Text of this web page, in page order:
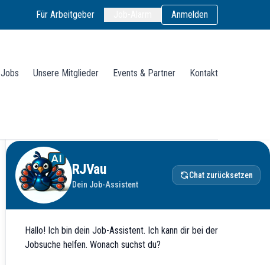
Für Arbeitgeber Anmelden
Jobs Unsere Mitglieder Events & Partner Kontakt
RJVau
Dein Job-Assistent
Chat zurücksetzen
Hallo! Ich bin dein Job-Assistent. Ich kann dir bei der
Jobsuche helfen. Wonach suchst du?